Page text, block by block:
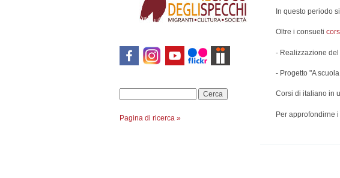
Pagina di ricerca »
In questo periodo
Oltre i consueti
- Realizzazione
- Progetto "A
Corsi di italiano in
Per approfondirne